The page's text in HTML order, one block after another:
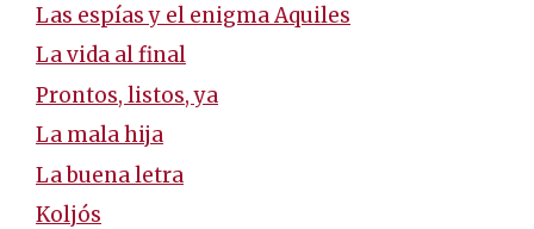
Las espías y el enigma Aquiles
La vida al final
Prontos, listos, ya
La mala hija
La buena letra
Koljós